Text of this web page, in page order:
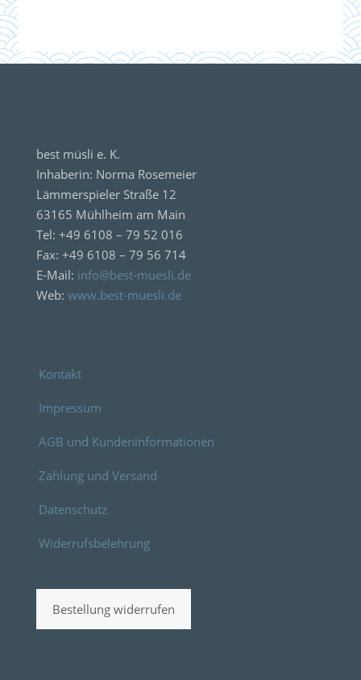
best müsli e. K.
Inhaberin: Norma Rosemeier
Lämmerspieler Straße 12
63165 Mühlheim am Main
Tel: +49 6108 – 79 52 016
Fax: +49 6108 – 79 56 714
E-Mail: info@best-muesli.de
Web: www.best-muesli.de
Kontakt
Impressum
AGB und Kundeninformationen
Zahlung und Versand
Datenschutz
Widerrufsbelehrung
Bestellung widerrufen